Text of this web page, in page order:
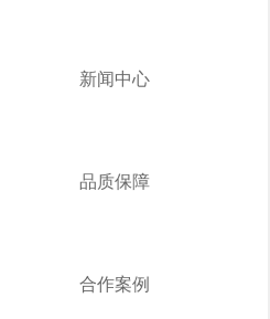
新闻中心
品质保障
合作案例